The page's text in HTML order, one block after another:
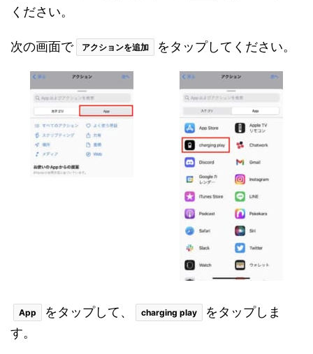
ください。
次の画面で アクションを追加 をタップしてください。
App をタップして、 charging play
をタップしま
す。